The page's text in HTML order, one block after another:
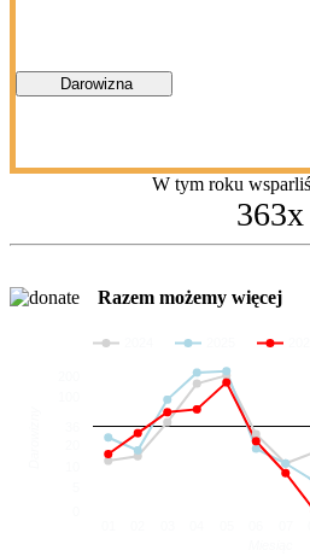
Darowizna
W tym roku
363x
Razem możemy więcej